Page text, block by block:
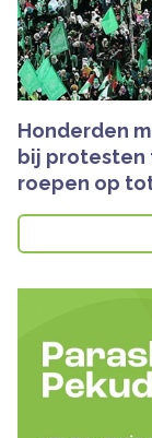
Honderden
bij protesten
roepen op